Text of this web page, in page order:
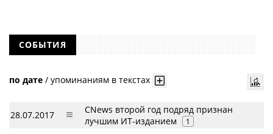
СОБЫТИЯ
по дате / упоминаниям в текстах
28.07.2017
CNews второй год подряд признан
лучшим ИТ-изданием
1